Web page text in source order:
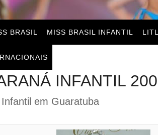
BRASIL MISS BRASIL INFANTIL
INFANTIL
em Guaratuba